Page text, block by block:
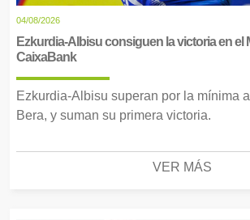
04/08/2026
Ezkurdia-Albisu consiguen la victoria en el
CaixaBank
Ezkurdia-Albisu superan por la mínima
Bera, y suman su primera victoria.
VER MÁS